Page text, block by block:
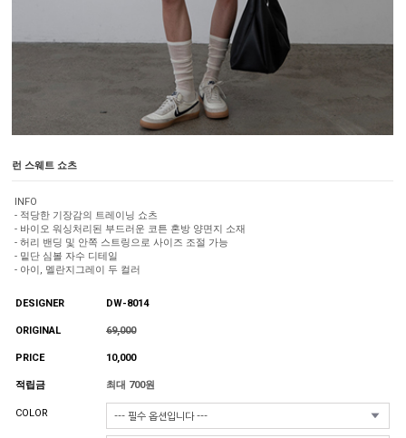
런 스웨트 쇼츠
INFO
- 적당한 기장감의 트레이닝 쇼츠
- 바이오 워싱처리된 부드러운 코튼 혼방 양면지 소재
- 허리 밴딩 및 안쪽 스트링으로 사이즈 조절 가능
- 밑단 심볼 자수 디테일
- 아이, 멜란지그레이 두 컬러
DESIGNER DW-8014
ORIGINAL 69,000
PRICE 10,000
적립금 최대 700원
COLOR